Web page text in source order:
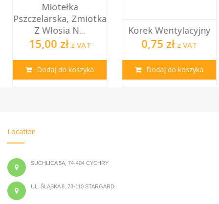
Miotełka
Pszczelarska, Zmiotka
Z Włosia N...
15,00 zł z VAT
Dodaj do koszyka
Korek Wentylacyjny
0,75 zł z VAT
Dodaj do koszyka
Location
SUCHLICA 5A, 74-404 CYCHRY
UL. ŚLĄSKA 8, 73-110 STARGARD